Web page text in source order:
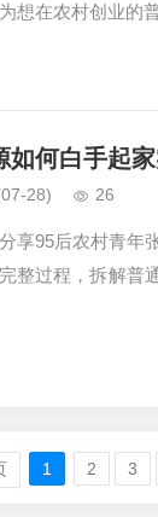
想在农村创业的
如何白手起
28) 26
享95后农村青年
整过程，拆解普
1 2 3